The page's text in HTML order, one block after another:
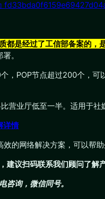
都是经过了工信部备案的，
。
，POP节点超过200个，
比营业厅低至一半。适用于
详情
的网络解决方案，可以帮
建议扫码联系我们顾问了
咨询，微信同号。